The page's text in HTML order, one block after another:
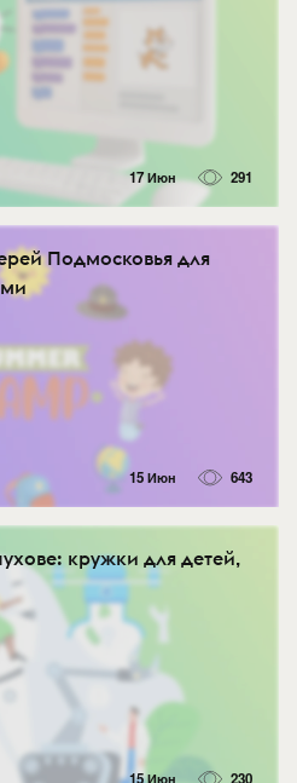
17 Июн 291
Подмосковья для
15 Июн 643
кружки для детей,
15 Июн 230